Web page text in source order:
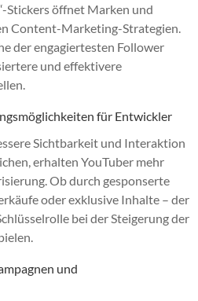
Stickers öffnet Marken und
Content-Marketing-Strategien.
der engagiertesten Follower
und effektivere
für Entwickler
Sichtbarkeit und Interaktion
erhalten YouTuber mehr
Ob durch gesponserte
oder exklusive Inhalte – der
bei der Steigerung der
und